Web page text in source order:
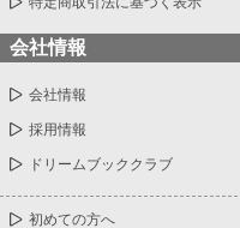
会社情報
会社情報
採用情報
ドリームブッククラブ
初めての方へ